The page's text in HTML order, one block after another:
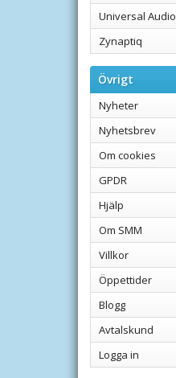
Universal Audio
Zynaptiq
Övrigt
Nyheter
Nyhetsbrev
Om cookies
GPDR
Hjälp
Om SMM
Villkor
Öppettider
Blogg
Avtalskund
Logga in